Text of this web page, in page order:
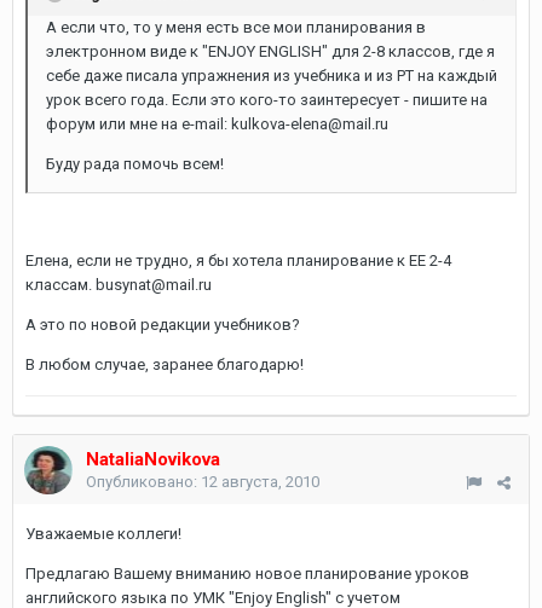
А если что, то у меня есть все мои планирования в
электронном виде к "ENJOY ENGLISH" для 2-8 классов, где я
себе даже писала упражнения из учебника и из РТ на каждый
урок всего года. Если это кого-то заинтересует - пишите на
форум или мне на e-mail: kulkova-elena@mail.ru
Буду рада помочь всем!
Елена, если не трудно, я бы хотела планирование к ЕЕ 2-4
классам. busynat@mail.ru
А это по новой редакции учебников?
В любом случае, заранее благодарю!
NataliaNovikova
Опубликовано: 12 августа, 2010
Уважаемые коллеги!
Предлагаю Вашему вниманию новое планирование уроков
английского языка по УМК "Enjoy English" с учетом